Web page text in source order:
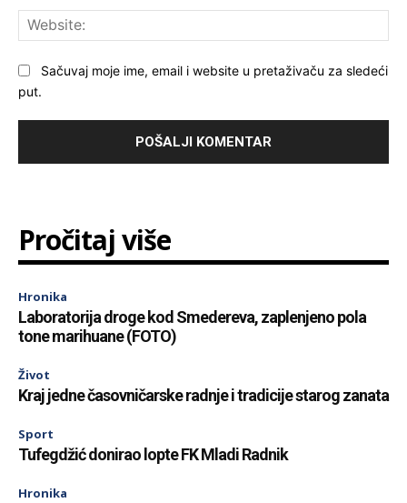
Sačuvaj moje ime, email i website u pretaživaču za sledeći
put.
Pročitaj više
Hronika
Laboratorija droge kod Smedereva, zaplenjeno pola
tone marihuane (FOTO)
Život
Kraj jedne časovničarske radnje i tradicije starog zanata
Sport
Tufegdžić donirao lopte FK Mladi Radnik
Hronika